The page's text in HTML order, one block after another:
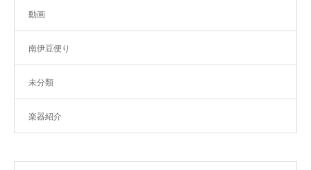
動画
南伊豆便り
未分類
楽器紹介